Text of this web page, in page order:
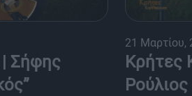
| Σήφης
21 Μαρτίου,
Κρήτες
Ρούλιος